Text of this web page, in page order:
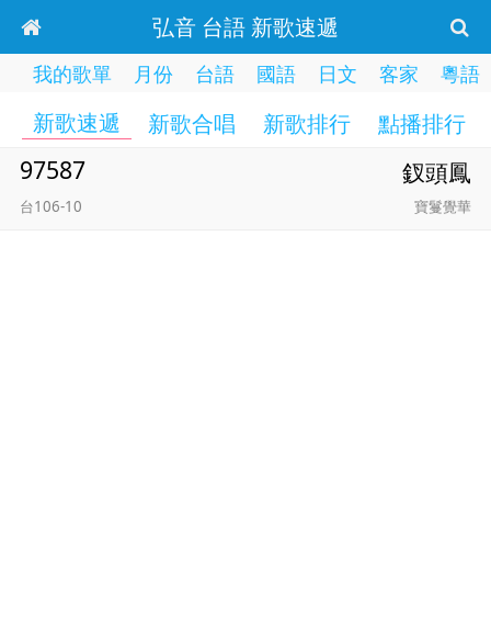
弘音 台語 新歌速遞
我的歌單 月份 台語 國語 日文 客家 粵語
新歌速遞 新歌合唱 新歌排行 點播排行
97587 釵頭鳳
台106-10 寶鬘覺華